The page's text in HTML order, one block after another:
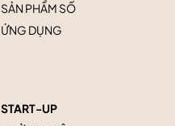
SẢN PHẨM SỐ
ỨNG DỤNG
START-UP